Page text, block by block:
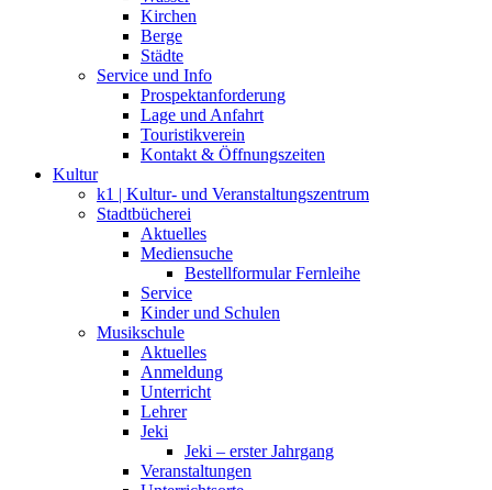
Kirchen
Berge
Städte
Service und Info
Prospektanforderung
Lage und Anfahrt
Touristikverein
Kontakt & Öffnungszeiten
Kultur
k1 | Kultur- und Veranstaltungszentrum
Stadtbücherei
Aktuelles
Mediensuche
Bestellformular Fernleihe
Service
Kinder und Schulen
Musikschule
Aktuelles
Anmeldung
Unterricht
Lehrer
Jeki
Jeki – erster Jahrgang
Veranstaltungen